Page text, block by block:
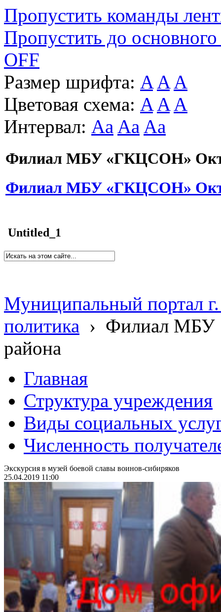
Пропустить команды
Пропустить до основного
OFF
Размер шрифта: A A A
Цветовая схема: A A A
Интервал: Aa Aa Aa
Филиал МБУ «ГКЦСОН»
Филиал МБУ «ГКЦСОН»
Untitled_1
Муниципальный портал
политика › Филиал МБУ
района
Главная
Структура учреждения
Виды социальных
Численность
Экскурсия в музей боевой славы воинов-сибиряков
25.04.2019 11:00